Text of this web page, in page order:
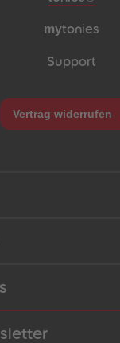
mytonies
Support
Vertrag widerrufen